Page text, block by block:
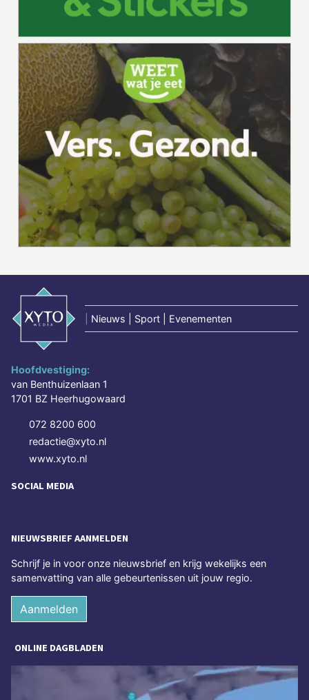
Nieuws | Sport | Evenementen
Hoofdvestiging:
van Benthuizenlaan 1
1701 BZ Heerhugowaard
072 8200 600
redactie@xyto.nl
www.xyto.nl
SOCIAL MEDIA
NIEUWSBRIEF AANMELDEN
Schrijf je in voor onze nieuwsbrief en krijg wekelijks een
samenvatting van alle gebeurtenissen uit jouw regio.
Aanmelden
ONLINE DAGBLADEN